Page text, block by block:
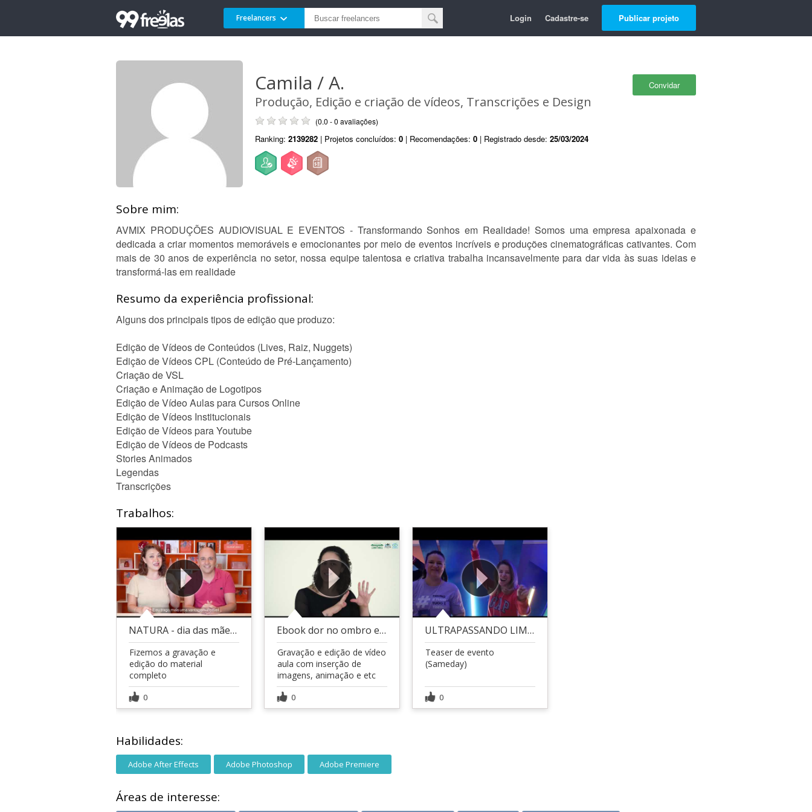
Freelancers Login Cadastre-se Publicar projeto
Convidar
Camila / A.
Produção, Edição e criação de vídeos, Transcrições e Design
(0.0 - 0 avaliações)
Ranking: 2139282 | Projetos concluídos: 0 | Recomendações: 0 | Registrado desde: 25/03/2024
Sobre mim:
AVMIX PRODUÇÕES AUDIOVISUAL E EVENTOS - Transformando Sonhos em Realidade! Somos uma empresa apaixonada e
dedicada a criar momentos memoráveis e emocionantes por meio de eventos incríveis e produções cinematográficas cativantes. Com
mais de 30 anos de experiência no setor, nossa equipe talentosa e criativa trabalha incansavelmente para dar vida às suas ideias e
transformá-las em realidade
Resumo da experiência profissional:
Alguns dos principais tipos de edição que produzo:
Edição de Vídeos de Conteúdos (Lives, Raiz, Nuggets)
Edição de Vídeos CPL (Conteúdo de Pré-Lançamento)
Criação de VSL
Criação e Animação de Logotipos
Edição de Vídeo Aulas para Cursos Online
Edição de Vídeos Institucionais
Edição de Vídeos para Youtube
Edição de Vídeos de Podcasts
Stories Animados
Legendas
Transcrições
Trabalhos:
NATURA - dia das mães 2020
Fizemos a gravação e
edição do material
completo
0
Ebook dor no ombro em praticantes de Cross
Gravação e edição de vídeo
aula com inserção de
imagens, animação e etc
0
ULTRAPASSANDO LIMITES
Teaser de evento
(Sameday)
0
Habilidades:
Adobe After Effects Adobe Photoshop Adobe Premiere
Áreas de interesse: